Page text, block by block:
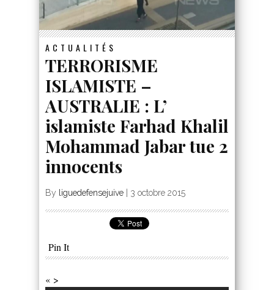
ACTUALITÉS
TERRORISME
ISLAMISTE –
AUSTRALIE : L’
islamiste Farhad Khalil
Mohammad Jabar tue 2
innocents
By liguedefensejuive 3 octobre 2015
Pin It
« >